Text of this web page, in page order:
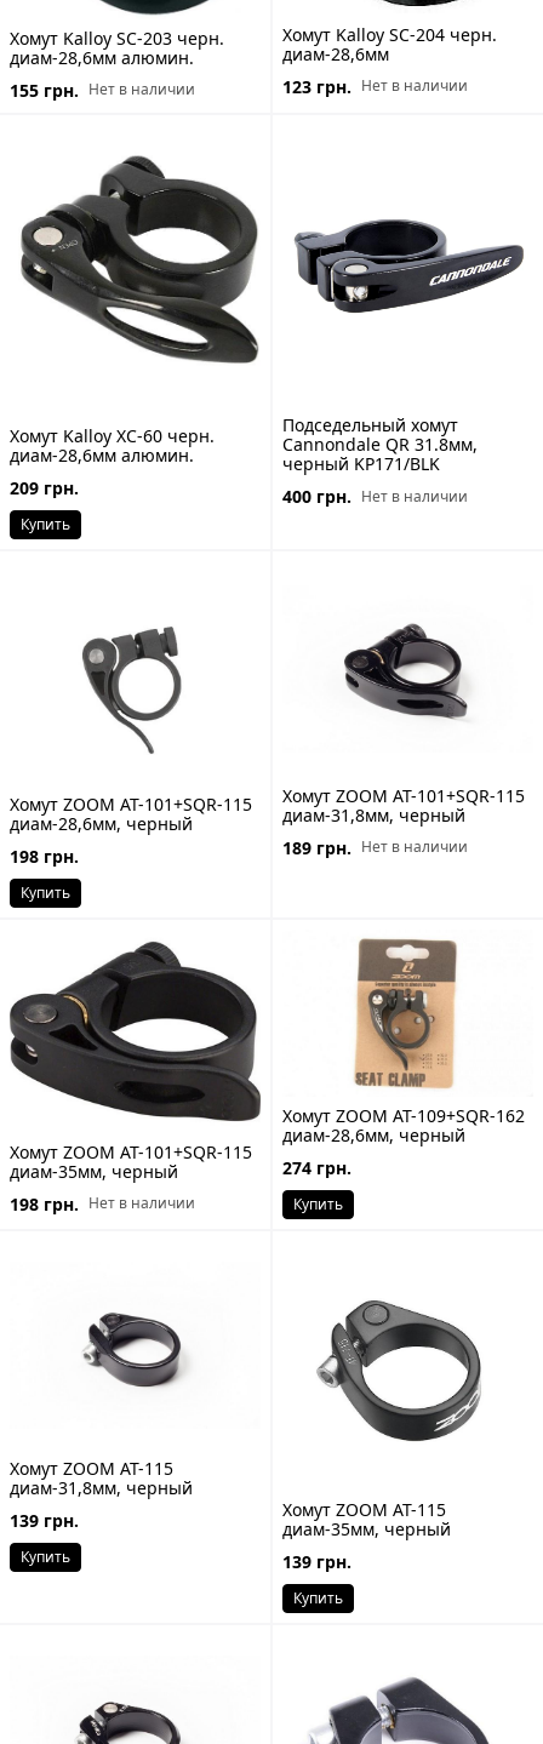
Хомут Kalloy SC-203 черн.
диам-28,6мм алюмин.
155 грн. Нет в наличии
Хомут Kalloy SC-204 черн.
диам-28,6мм
123 грн. Нет в наличии
Хомут Kalloy XC-60 черн.
диам-28,6мм алюмин.
209 грн.
Купить
Подседельный хомут
Cannondale QR 31.8мм,
черный KP171/BLK
400 грн. Нет в наличии
Хомут ZOOM AT-101+SQR-115
диам-28,6мм, черный
198 грн.
Купить
Хомут ZOOM AT-101+SQR-115
диам-31,8мм, черный
189 грн. Нет в наличии
Хомут ZOOM AT-101+SQR-115
диам-35мм, черный
198 грн. Нет в наличии
Хомут ZOOM AT-109+SQR-162
диам-28,6мм, черный
274 грн.
Купить
Хомут ZOOM AT-115
диам-31,8мм, черный
139 грн.
Купить
Хомут ZOOM AT-115
диам-35мм, черный
139 грн.
Купить